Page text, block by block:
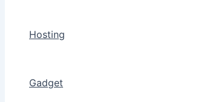
Hosting
Gadget